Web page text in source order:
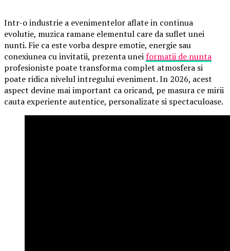
Intr-o industrie a evenimentelor aflate in continua
evolutie, muzica ramane elementul care da suflet unei
nunti. Fie ca este vorba despre emotie, energie sau
conexiunea cu invitatii, prezenta uneiformatii de nunta
profesioniste poate transforma complet atmosfera si
poate ridica nivelul intregului eveniment. In 2026, acest
aspect devine mai important ca oricand, pe masura ce mirii
cauta experiente autentice, personalizate si spectaculoase.